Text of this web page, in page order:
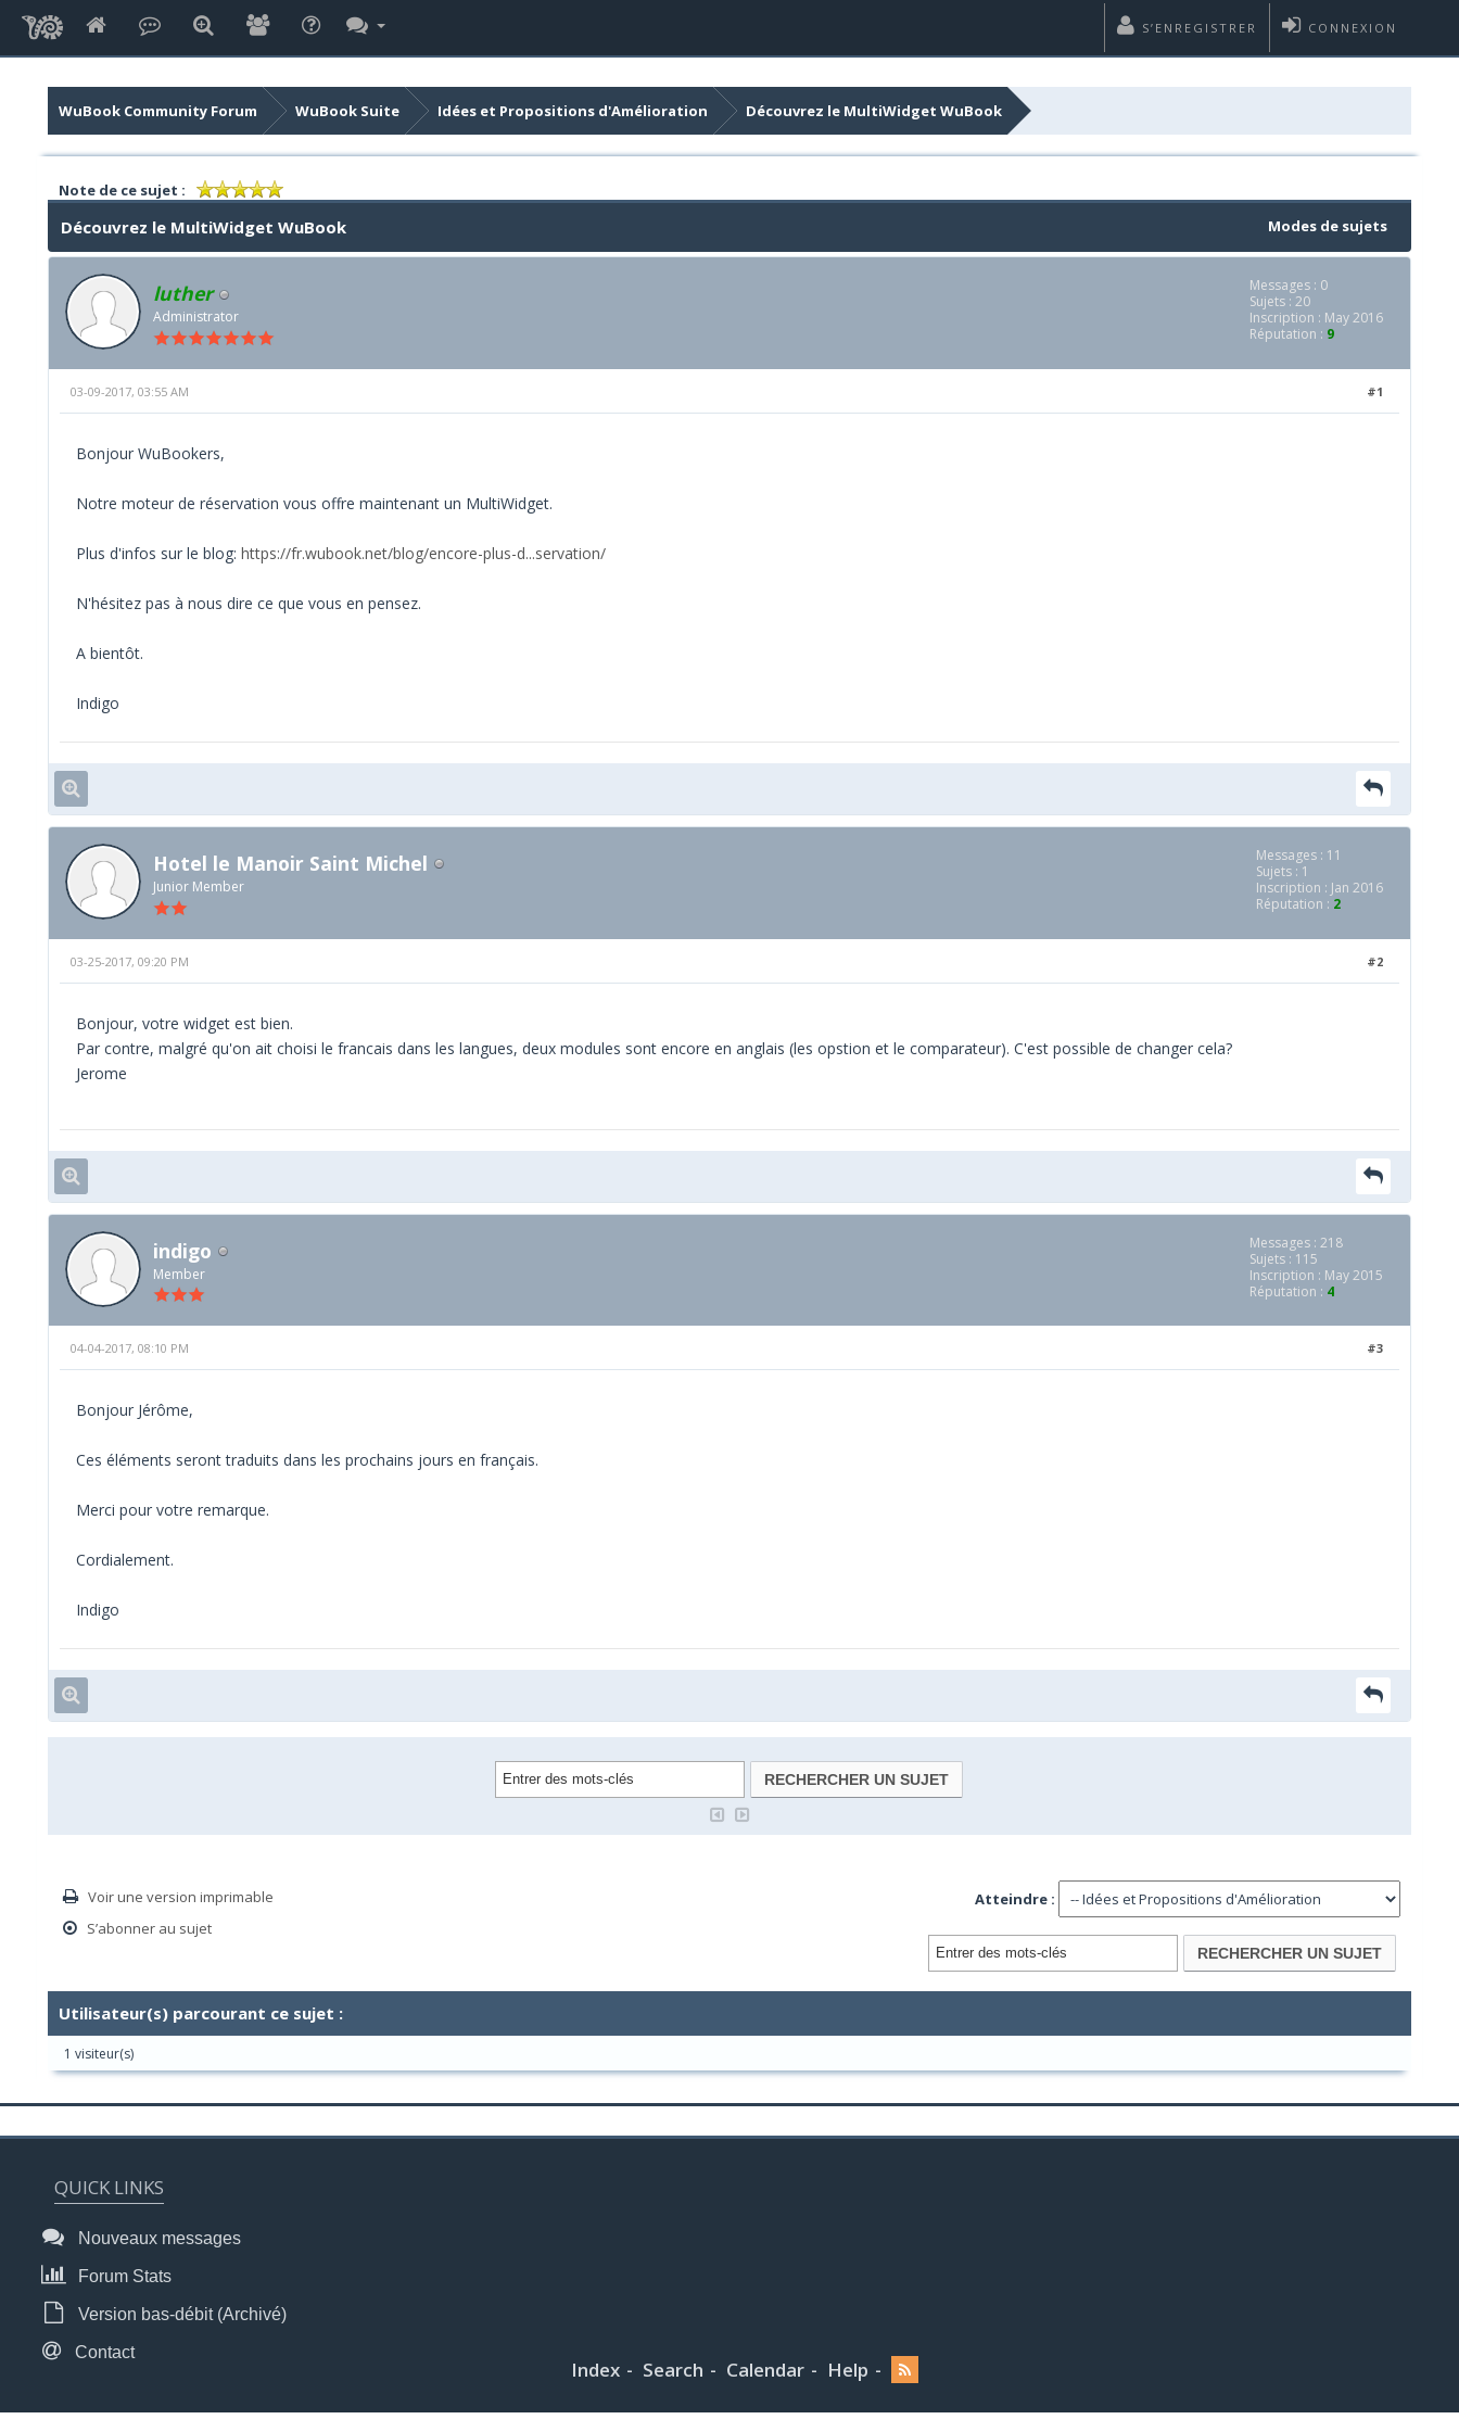
CONNEXION
S’ENREGISTRER
WuBook Community Forum WuBook Suite Idées et Propositions d'Amélioration Découvrez le MultiWidget WuBook
Note de ce sujet :
Modes de sujets
Découvrez le MultiWidget WuBook
luther
Administrator
Messages : 0
Sujets : 20
Inscription : May 2016
Réputation : 9
#1
03-09-2017, 03:55 AM
Bonjour WuBookers,
Notre moteur de réservation vous offre maintenant un MultiWidget.
Plus d'infos sur le blog: https://fr.wubook.net/blog/encore-plus-d...servation/
N'hésitez pas à nous dire ce que vous en pensez.
A bientôt.
Indigo
Hotel le Manoir Saint Michel
Junior Member
Messages : 11
Sujets : 1
Inscription : Jan 2016
Réputation : 2
#2
03-25-2017, 09:20 PM
Bonjour, votre widget est bien.
Par contre, malgré qu'on ait choisi le francais dans les langues, deux modules sont encore en anglais (les opstion et le comparateur). C'est possible de changer cela?
Jerome
indigo
Member
Messages : 218
Sujets : 115
Inscription : May 2015
Réputation : 4
#3
04-04-2017, 08:10 PM
Bonjour Jérôme,
Ces éléments seront traduits dans les prochains jours en français.
Merci pour votre remarque.
Cordialement.
Indigo
Voir une version imprimable
S’abonner au sujet
Atteindre :
Utilisateur(s) parcourant ce sujet :
1 visiteur(s)
QUICK LINKS
Nouveaux messages
Forum Stats
Version bas-débit (Archivé)
Contact
Index Search Calendar Help